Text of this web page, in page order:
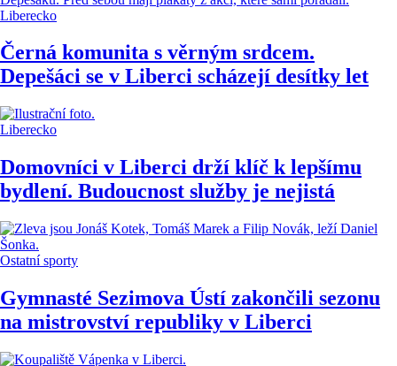
Liberecko
Černá komunita s věrným srdcem.
Depešáci se v Liberci scházejí desítky let
Liberecko
Domovníci v Liberci drží klíč k lepšímu
bydlení. Budoucnost služby je nejistá
Ostatní sporty
Gymnasté Sezimova Ústí zakončili sezonu
na mistrovství republiky v Liberci